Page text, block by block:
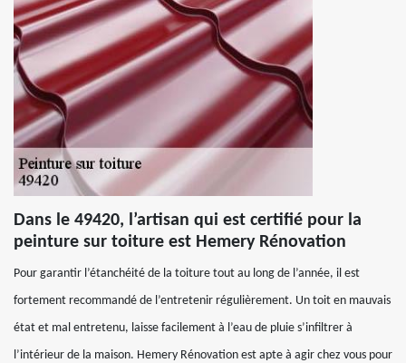
Dans le 49420, l’artisan qui est certifié pour la
peinture sur toiture est Hemery Rénovation
Pour garantir l’étanchéité de la toiture tout au long de l’année, il est
fortement recommandé de l’entretenir régulièrement. Un toit en mauvais
état et mal entretenu, laisse facilement à l’eau de pluie s’infiltrer à
l’intérieur de la maison. Hemery Rénovation est apte à agir chez vous pour